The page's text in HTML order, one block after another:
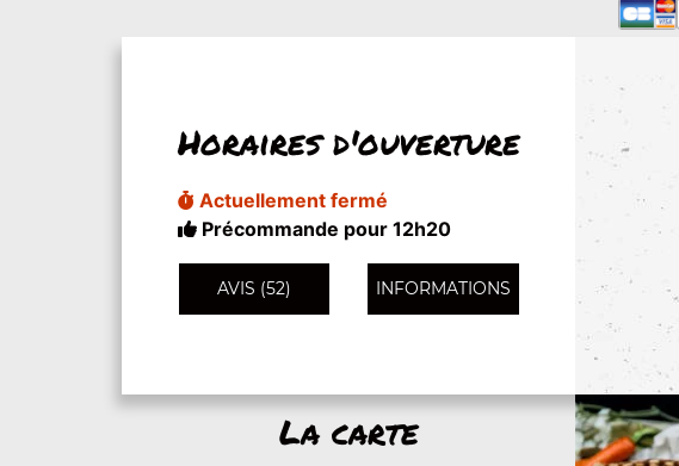
Horaires d'ouverture
Actuellement fermé
Précommande pour 12h20
AVIS (52) INFORMATIONS
La carte